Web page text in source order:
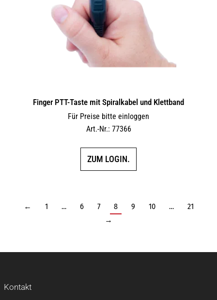
Finger PTT-Taste mit Spiralkabel und Klettband
Für Preise bitte einloggen
Art.-Nr.: 77366
ZUM LOGIN.
← 1 … 6 7 8 9 10 …
21
→
Kontakt